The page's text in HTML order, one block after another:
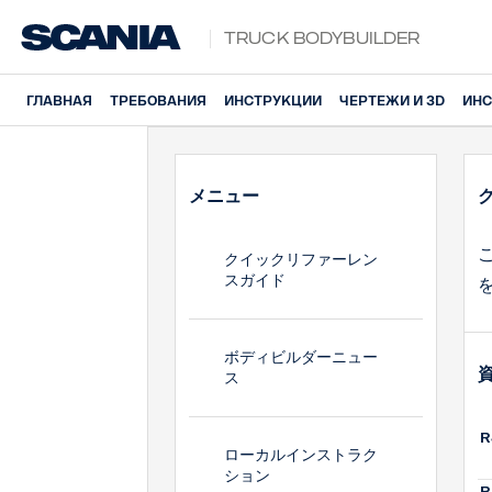
Truck Bodybuilder
ГЛАВНАЯ ТРЕБОВАНИЯ ИНСТРУКЦИИ ЧЕРТЕЖИ И 3D
メニュー
クイックリファーレン
スガイド
ボディビルダーニュー
ス
ローカルインストラク
ション